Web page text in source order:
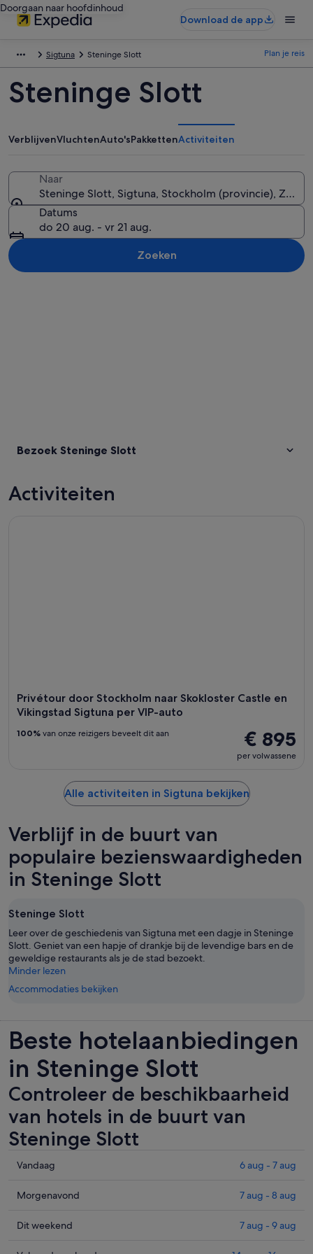
Doorgaan naar hoofdinhoud
Download de app
Sigtuna Steninge Slott Plan je reis
Steninge Slott
VerblijvenVluchtenAuto'sPakkettenActiviteiten
Naar
Steninge Slott, Sigtuna, Stockholm (provincie),
Datums
do 20 aug. - vr 21 aug.
Zoeken
Bezoek Steninge Slott
Activiteiten
Privétour door Stockholm naar Skokloster Castle en
Vikingstad Sigtuna per VIP-auto
€ 895
per volwassene
100% van onze reizigers beveelt dit aan
Alle activiteiten in Sigtuna bekijken
Verblijf in de buurt van
populaire bezienswaardigheden
in Steninge Slott
Steninge Slott
Leer over de geschiedenis van Sigtuna met een dagje in Steninge
Slott. Geniet van een hapje of drankje bij de levendige bars en de
geweldige restaurants als je de stad bezoekt.
Minder lezen
Accommodaties bekijken
Beste hotelaanbiedingen
in Steninge Slott
Controleer de beschikbaarheid
van hotels in de buurt van
Steninge Slott
Controleer
prijzen
de
Vandaag 6 aug - 7 aug
Controleer
prijzen
Morgenavond 7 aug - 8 aug
Controleer
Dit weekend 7 aug - 9 aug